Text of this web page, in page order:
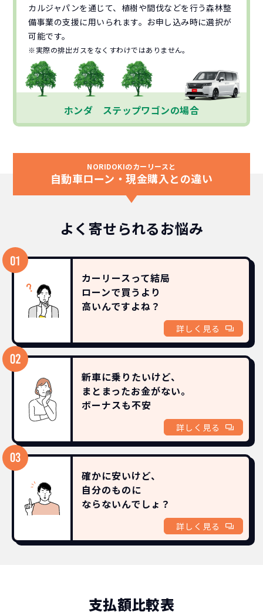
カルジャパンを通じて、植樹や間伐などを行う森林整
備事業の支援に用いられます。お申し込み時に選択が
可能です。
※実際の排出ガスをなくすわけではありません。
ホンダ ステップワゴンの場合
NORIDOKIのカーリースと
自動車ローン・現金購入との違い
よく寄せられるお悩み
カーリースって結局
ローンで買うより
高いんですよね？
詳しく見る
新車に乗りたいけど、
まとまったお金がない。
ボーナスも不安
詳しく見る
確かに安いけど、
自分のものに
ならないんでしょ？
詳しく見る
支払額比較表